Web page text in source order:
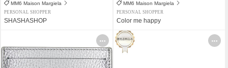
MM6 Maison Margiela
PERSONAL SHOPPER
SHASHASHOP
MM6 Maison Margiela
PERSONAL SHOPPER
Color me happy